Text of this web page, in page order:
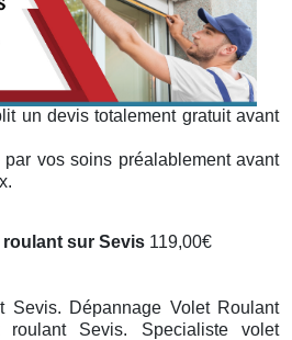
un devis totalement gratuit avant
vos soins préalablement avant
sur Sevis 119,00€
Sevis. Dépannage Volet Roulant
roulant Sevis. Specialiste volet